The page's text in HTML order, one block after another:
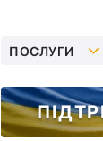
ПОСЛУГИ